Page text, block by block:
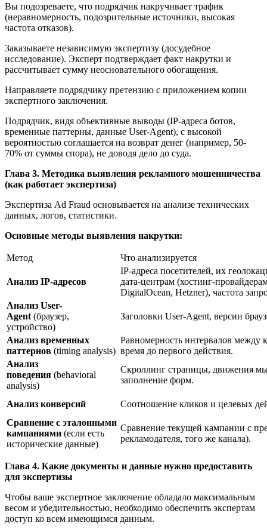
Вы подозреваете, что подрядчик накручивает трафик
(неравномерность, подозрительные источники, высокая
частота отказов).
Заказываете независимую экспертизу (досудебное
исследование). Эксперт подтверждает факт накрутки и
рассчитывает сумму неосновательного обогащения.
Направляете подрядчику претензию с приложением копии
экспертного заключения.
Подрядчик, видя объективные выводы (IP-адреса ботов,
временные паттерны, данные User-Agent), с высокой
вероятностью соглашается на возврат денег (например, 50-
70% от суммы спора), не доводя дело до суда.
Глава 3. Методика выявления рекламного мошенничества
(как работает экспертиза)
Экспертиза Ad Fraud основывается на анализе технических
данных, логов, статистики.
Основные методы выявления накрутки:
Метод Что анализируется
Анализ IP-адресов
IP-адреса посетителей, их
дата-центрам (хостинг-
DigitalOcean, Hetzner), частота
Анализ User-
Agent (браузер,
устройство)
Заголовки User-Agent, версии
Анализ временных
паттернов (timing analysis)
Равномерность интервалов между
время до первого действия.
Анализ
поведения (behavioral
analysis)
Скроллинг страницы, движения
заполнение форм.
Анализ конверсий
Соотношение кликов и целевых
Сравнение с эталонными
кампаниями (если есть
исторические данные)
Сравнение текущей кампании с
рекламодателя, того же канала).
Глава 4. Какие документы и данные нужно предоставить
для экспертизы
Чтобы ваше экспертное заключение обладало максимальным
весом и убедительностью, необходимо обеспечить экспертам
доступ ко всем имеющимся данным.